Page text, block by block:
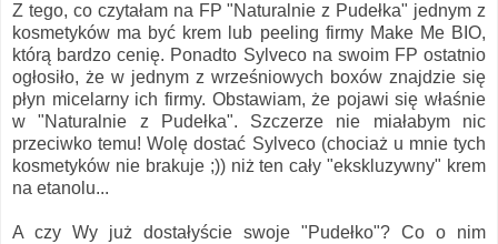
Z tego, co czytałam na FP "Naturalnie z Pudełka" jednym z
kosmetyków ma być krem lub peeling firmy Make Me BIO,
którą bardzo cenię. Ponadto Sylveco na swoim FP ostatnio
ogłosiło, że w jednym z wrześniowych boxów znajdzie się
płyn micelarny ich firmy. Obstawiam, że pojawi się właśnie
w "Naturalnie z Pudełka". Szczerze nie miałabym nic
przeciwko temu! Wolę dostać Sylveco (chociaż u mnie tych
kosmetyków nie brakuje ;)) niż ten cały "ekskluzywny" krem
na etanolu...
A czy Wy już dostałyście swoje "Pudełko"? Co o nim